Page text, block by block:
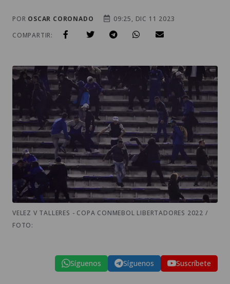
POR OSCAR CORONADO
09:25, DIC 11 2023
COMPARTIR:
VELEZ V TALLERES - COPA CONMEBOL LIBERTADORES 2022 /
FOTO:
Síguenos Síguenos Suscríbete